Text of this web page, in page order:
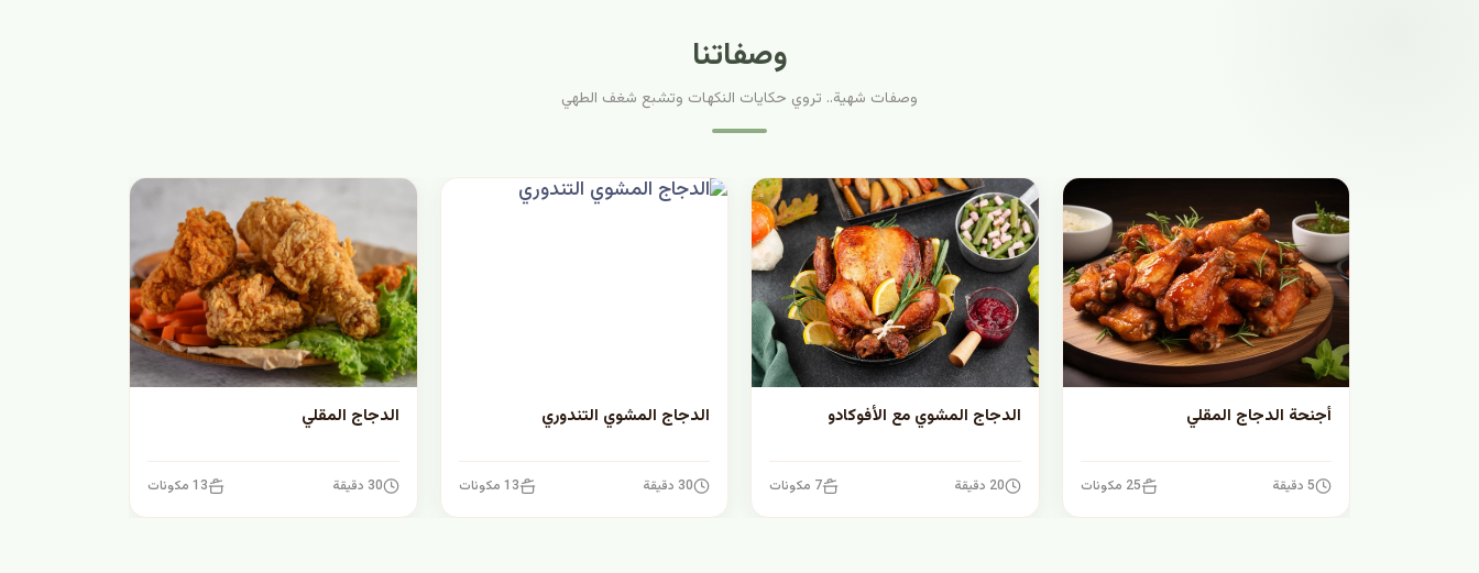
وصفاتنا
وصفات شهية.. تروي حكايات النكهات وتشبع شغف الطهي
أجنحة الدجاج المقلي
5 دقيقة 25 مكونات
الدجاج المشوي مع الأفوكادو
20 دقيقة 7 مكونات
الدجاج المشوي التندوري
30 دقيقة 13 مكونات
الدجاج المقلي
30 دقيقة 13 مكونات